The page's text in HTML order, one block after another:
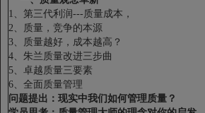
1、第三代利润---质量成本，
2、质量，竞争的本源
3、质量越好，成本越高？
4、朱兰质量改进三步曲
5、卓越质量三要素
6、全面质量管理
问题提出：现实中我们如何管理质量？